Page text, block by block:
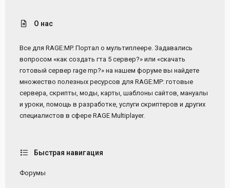
О нас
Все для RAGE:MP. Портал о мультиплеере. Задавались
вопросом «как создать гта 5 сервер?» или «скачать
готовый сервер rage mp?» на нашем форуме вы найдете
множество полезных ресурсов для RAGE:MP: готовые
сервера, скрипты, моды, карты, шаблоны сайтов, мануалы
и уроки, помощь в разработке, услуги скриптеров и других
специалистов в сфере RAGE Multiplayer.
Быстрая навигация
Форумы